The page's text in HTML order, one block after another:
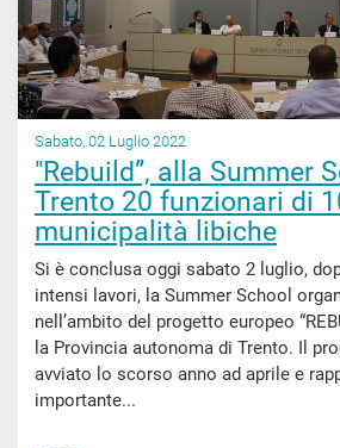
Sabato, 02 Luglio 2022
"Rebuild”, alla Summer
Trento 20 funzionari di
municipalità libiche
Si è conclusa oggi sabato 2 luglio,
intensi lavori, la Summer School
nell’ambito del progetto europeo
la Provincia autonoma di Trento. Il
avviato lo scorso anno ad aprile e
importante...